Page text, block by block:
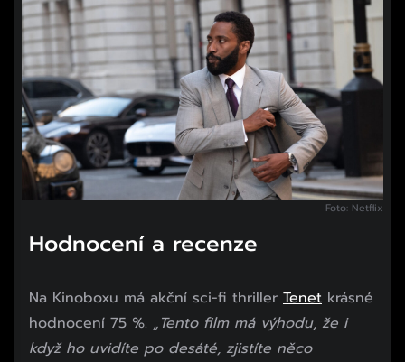
Foto: Netflix
Hodnocení a recenze
Na Kinoboxu má akční sci-fi thriller Tenet krásné
hodnocení 75 %. „Tento film má výhodu, že i
když ho uvidíte po desáté, zjistíte něco